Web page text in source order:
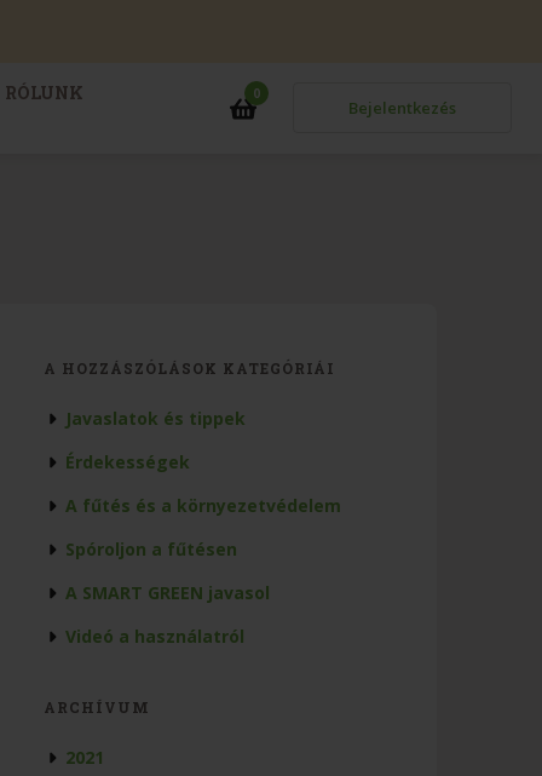
RÓLUNK 0
Bejelentkezés
A HOZZÁSZÓLÁSOK KATEGÓRIÁI
Javaslatok és tippek
Érdekességek
A fűtés és a környezetvédelem
Spóroljon a fűtésen
A SMART GREEN javasol
Videó a használatról
ARCHÍVUM
2021